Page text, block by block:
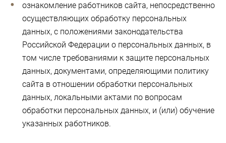
ознакомление работников сайта, непосредственно
осуществляющих обработку персональных
данных, с положениями законодательства
Российской Федерации о персональных данных, в
том числе требованиями к защите персональных
данных, документами, определяющими политику
сайта в отношении обработки персональных
данных, локальными актами по вопросам
обработки персональных данных, и (или) обучение
указанных работников.